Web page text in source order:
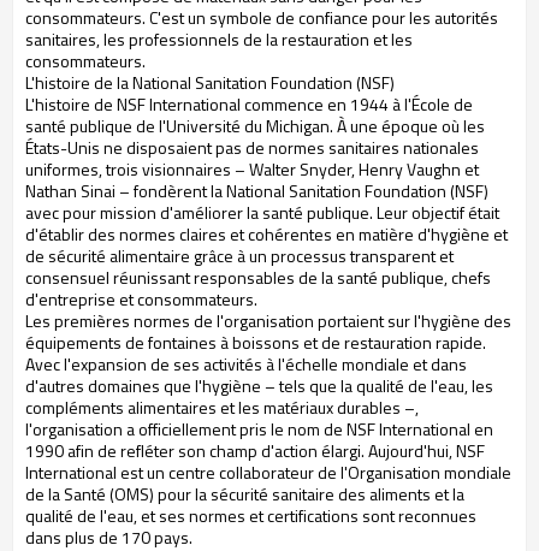
consommateurs. C'est un symbole de confiance pour les autorités
sanitaires, les professionnels de la restauration et les
consommateurs.
L'histoire de la National Sanitation Foundation (NSF)
L'histoire de NSF International commence en 1944 à l'École de
santé publique de l'Université du Michigan. À une époque où les
États-Unis ne disposaient pas de normes sanitaires nationales
uniformes, trois visionnaires – Walter Snyder, Henry Vaughn et
Nathan Sinai – fondèrent la National Sanitation Foundation (NSF)
avec pour mission d'améliorer la santé publique. Leur objectif était
d'établir des normes claires et cohérentes en matière d'hygiène et
de sécurité alimentaire grâce à un processus transparent et
consensuel réunissant responsables de la santé publique, chefs
d'entreprise et consommateurs.
Les premières normes de l'organisation portaient sur l'hygiène des
équipements de fontaines à boissons et de restauration rapide.
Avec l'expansion de ses activités à l'échelle mondiale et dans
d'autres domaines que l'hygiène – tels que la qualité de l'eau, les
compléments alimentaires et les matériaux durables –,
l'organisation a officiellement pris le nom de NSF International en
1990 afin de refléter son champ d'action élargi. Aujourd'hui, NSF
International est un centre collaborateur de l'Organisation mondiale
de la Santé (OMS) pour la sécurité sanitaire des aliments et la
qualité de l'eau, et ses normes et certifications sont reconnues
dans plus de 170 pays.